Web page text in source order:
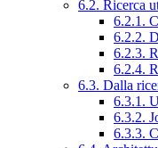
6.2. Ricerca
6.2.1.
6.2.2.
6.2.3.
6.2.4.
6.3. Dalla
6.3.1.
6.3.2.
6.3.3.